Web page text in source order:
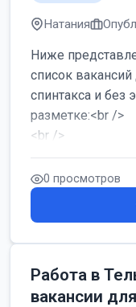
Натания
Ниже
список
спинтакса и без
разметке:<br />
<br />
Работа в
требу...
0 просмотров
Работа в
вакансии